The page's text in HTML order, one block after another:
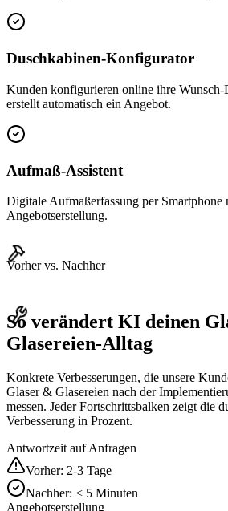
Duschkabinen-Konfigurator
Kunden konfigurieren online ihre
erstellt automatisch ein Angebot.
Aufmaß-Assistent
Digitale Aufmaßerfassung per Smartphone
Angebotserstellung.
Vorher vs. Nachher
So verändert KI deinen
Glasereien-Alltag
Konkrete Verbesserungen, die unsere
Glaser & Glasereien nach der
messen. Jeder Fortschrittsbalken zeigt die
Verbesserung in Prozent.
Antwortzeit auf Anfragen
Vorher: 2-3 Tage
Nachher: < 5 Minuten
Angebotserstellung